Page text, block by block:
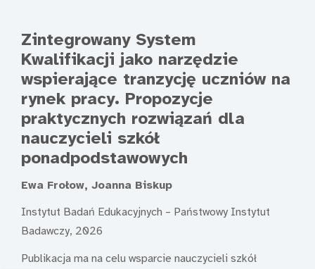
Zintegrowany System
Kwalifikacji jako narzędzie
wspierające tranzycję uczniów na
rynek pracy. Propozycje
praktycznych rozwiązań dla
nauczycieli szkół
ponadpodstawowych
Ewa Frołow, Joanna Biskup
Instytut Badań Edukacyjnych – Państwowy Instytut
Badawczy, 2026
Publikacja ma na celu wsparcie nauczycieli szkół